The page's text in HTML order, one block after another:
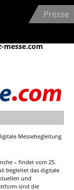
Presse
Messebegleitung
– findet vom 25.
begleitet das digitale
und
sind die